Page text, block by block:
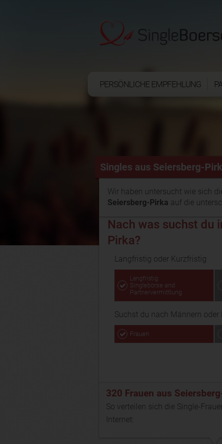
PERSÖNLICHE EMPFEHLUNG
Singles aus Seiersberg-
Wir haben untersucht wie sich
Seiersberg-Pirka auf die
Nach was suchst du
Pirka?
Langfristig oder Kurzfristig
Langfristig:
Singlebörse and
Partnervermittlung
Suchst du nach Männern oder
Frauen
320 Frauen aus
So verteilen sich die Single-
Internet: